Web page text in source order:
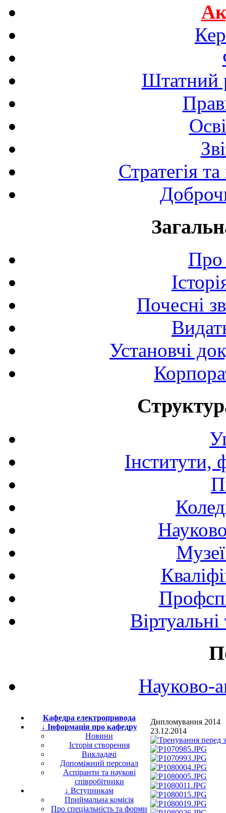
Штатний
Стратегія
Про
Почесні
Установчі
Інститути,
Науково-
Кафедра електропривода
↓ Інформація про кафедру
Новини
Історія створення
Викладачі
Допоміжний персонал
Аспіранти та наукові
співробітники
↓ Вступникам
Приймальна комісія
Про спеціальність та форми
Дипломування 2014
23.12.2014